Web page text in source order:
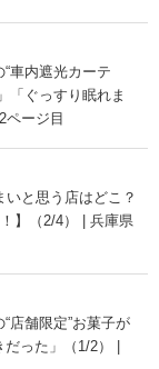
車内遮光カーテ
「ぐっすり眠れま
ページ目
と思う店はどこ？
】（2/4） | 兵庫県
店舗限定”お菓子が
った」（1/2） |